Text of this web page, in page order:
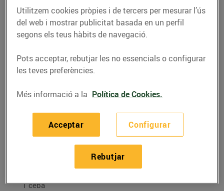
Filet de porc farcit
12/de març/2021
Ingredients per a 2 persones:
1 filet de porc d’uns 600 g
1 ceba
Utilitzem cookies pròpies i de tercers per mesurar l’ús
del web i mostrar publicitat basada en un perfil
segons els teus hàbits de navegació.
Pots acceptar, rebutjar les no essencials o configurar
les teves preferències.
Més informació a la Política de Cookies.
Configurar
Rebutjar
Acceptar